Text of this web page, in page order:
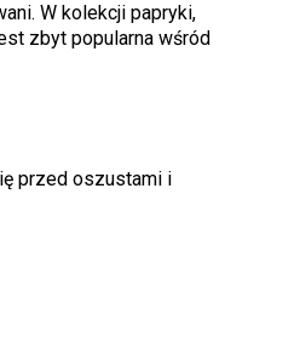
W kolekcji papryki,
zbyt popularna wśród
przed oszustami i